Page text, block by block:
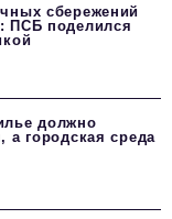
сбережений
ПСБ поделился
должно
а городская среда